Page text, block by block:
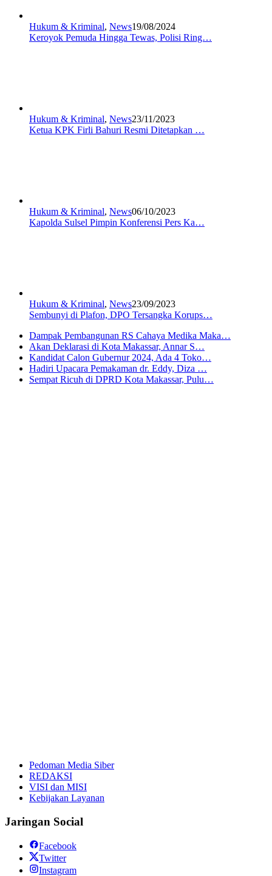
Hukum & Kriminal, News19/08/2024
Keroyok Pemuda Hingga Tewas, Polisi Ring…
Hukum & Kriminal, News23/11/2023
Ketua KPK Firli Bahuri Resmi Ditetapkan …
Hukum & Kriminal, News06/10/2023
Kapolda Sulsel Pimpin Konferensi Pers Ka…
Hukum & Kriminal, News23/09/2023
Sembunyi di Plafon, DPO Tersangka Korups…
Dampak Pembangunan RS Cahaya Medika Maka…
Akan Deklarasi di Kota Makassar, Annar S…
Kandidat Calon Gubernur 2024, Ada 4 Toko…
Hadiri Upacara Pemakaman dr. Eddy, Diza …
Sempat Ricuh di DPRD Kota Makassar, Pulu…
Pedoman Media Siber
REDAKSI
VISI dan MISI
Kebijakan Layanan
Jaringan Social
Facebook
Twitter
Instagram